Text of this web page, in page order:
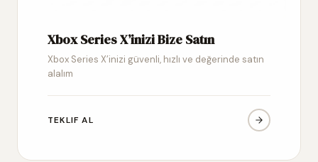
Xbox Series X’inizi Bize Satın
Xbox Series X’inizi güvenli, hızlı ve değerinde satın
alalım
TEKLIF AL